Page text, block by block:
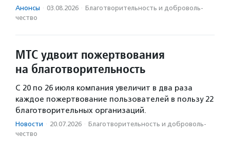
Анонсы · 03.08.2026 · Благотвори­тель­ность и доброволь­
чест­во
МТС удвоит пожертвования
на благотворительность
С 20 по 26 июля компания увеличит в два раза
каждое пожертвование пользователей в пользу 22
благотворительных организаций.
Новости · 20.07.2026 · Благотвори­тель­ность и доброволь­
чест­во